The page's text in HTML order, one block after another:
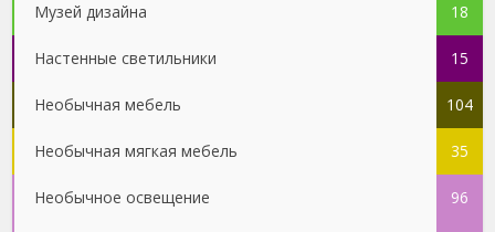
Музей дизайна 18
Настенные светильники 15
Необычная мебель 104
Необычная мягкая мебель 35
Необычное освещение 96